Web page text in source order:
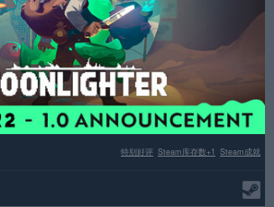
Steam成就
Steam库存数+1
特别好评